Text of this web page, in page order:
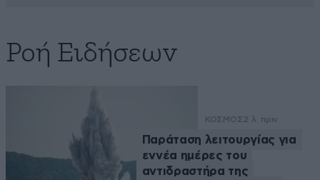
Ροή Ειδήσεων
ΚΟΣΜΟΣ2 λ. πριν
Παράταση λειτουργίας για
εννέα ημέρες του
αντιδραστήρα της